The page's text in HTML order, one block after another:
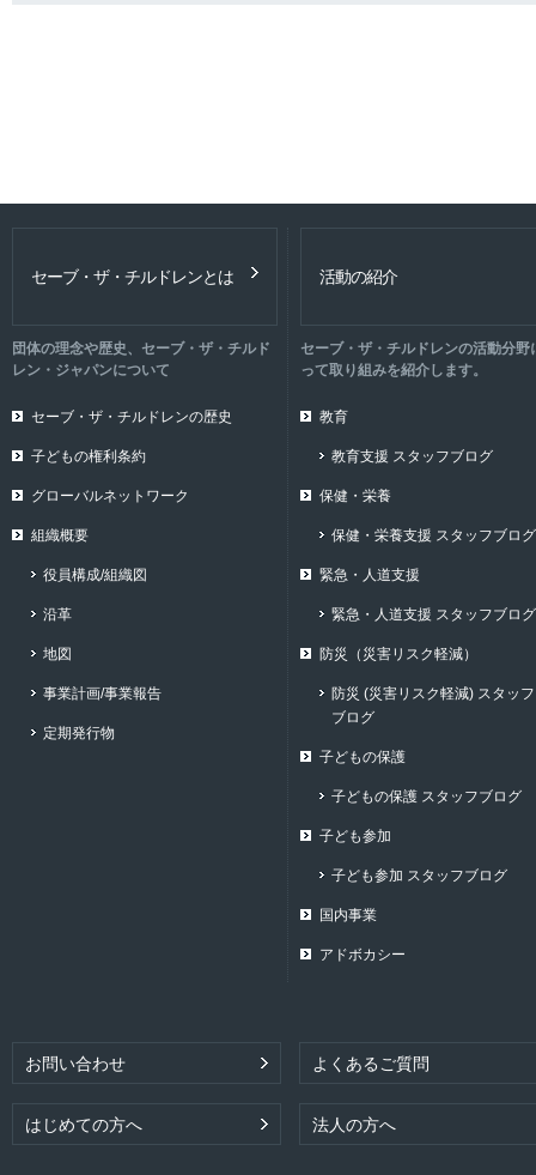
セーブ・ザ・チルドレンとは
団体の理念や歴史、セーブ・ザ・チルド
レン・ジャパンについて
セーブ・ザ・チルドレンの歴史
子どもの権利条約
グローバルネットワーク
組織概要
役員構成/組織図
沿革
地図
事業計画/事業報告
定期発行物
活動の紹介
セーブ・ザ・チルドレンの活動分野
って取り組みを紹介します。
教育
教育支援 スタッフブログ
保健・栄養
保健・栄養支援 スタッフブログ
緊急・人道支援
緊急・人道支援 スタッフブログ
防災（災害リスク軽減）
防災 (災害リスク軽減) スタッフ
ブログ
子どもの保護
子どもの保護 スタッフブログ
子ども参加
子ども参加 スタッフブログ
国内事業
アドボカシー
お問い合わせ よくあるご質問
はじめての方へ 法人の方へ